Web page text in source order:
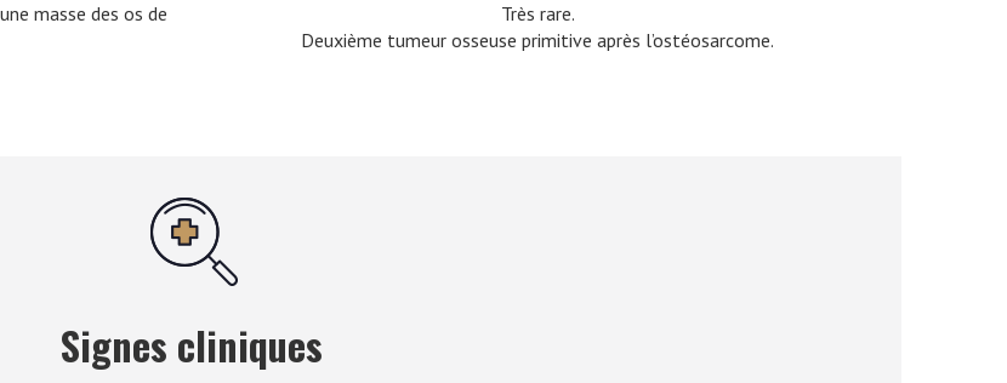
masse des os de
Très rare.
Deuxième tumeur osseuse primitive après l’ostéosarcome.
Signes cliniques